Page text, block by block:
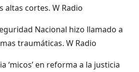
altas cortes. W Radio
Nacional hizo llamado a
traumáticas. W Radio
‘micos’ en reforma a la justicia